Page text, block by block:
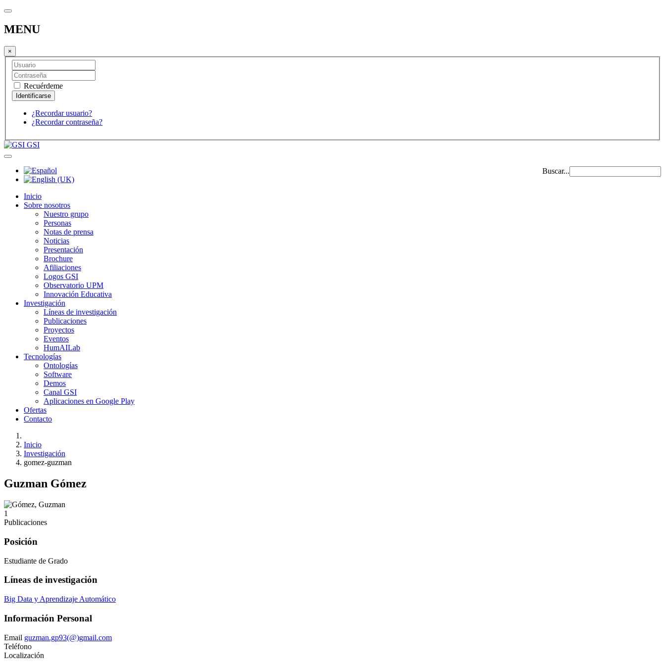
MENU
×
Recuérdeme
¿Recordar usuario?
¿Recordar contraseña?
GSI
Buscar...
Inicio
Sobre nosotros
Nuestro grupo
Personas
Notas de prensa
Noticias
Presentación
Brochure
Afiliaciones
Logos GSI
Observatorio UPM
Innovación Educativa
Investigación
Líneas de investigación
Publicaciones
Proyectos
Eventos
HumAILab
Tecnologías
Ontologías
Software
Demos
Canal GSI
Aplicaciones en Google Play
Ofertas
Contacto
Inicio
Investigación
gomez-guzman
Guzman Gómez
1
Publicaciones
Posición
Estudiante de Grado
Líneas de investigación
Big Data y Aprendizaje Automático
Información Personal
Email guzman.gp93(@)gmail.com
Teléfono
Localización